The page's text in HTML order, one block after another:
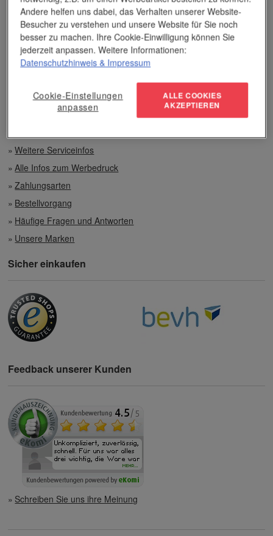
Individuelle Beratung
Zahlen per Rechnung
Preisvorteile auch bei geringen Mengen
Top-Qualität unserer Produkte
Weitere Serviceinfos
Alle Infos zum Werbedruck
Zahlungsarten
Bestellvorgang
Häufige Fragen und Antworten
Unsere Marken
Sicher einkaufen
Feedback unserer Kunden
Schreiben Sie uns ihre Meinung
Andere helfen uns dabei, das Verhalten unserer Website-
Besucher zu verstehen und unsere Website für Sie noch
besser zu machen. Ihre Cookie-Einwilligung können Sie
jederzeit anpassen. Weitere Informationen:
Datenschutzhinweis & Impressum
Cookie-Einstellungen
anpassen
ALLE COOKIES
AKZEPTIEREN